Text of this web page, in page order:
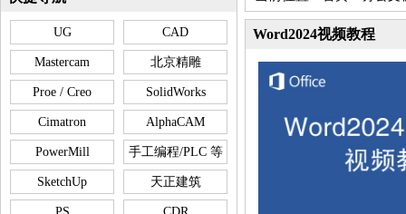
UG CAD
Mastercam 北京精雕
Proe / Creo SolidWorks
Cimatron AlphaCAM
PowerMill 手工编程/PLC 等
SketchUp 天正建筑
Word2024视频教程